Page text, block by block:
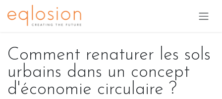
Se rendre au contenu
Comment renaturer les sols
urbains dans un concept
d'économie circulaire ?